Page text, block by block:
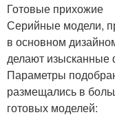
Готовые прихожие
Серийные модели,
в основном
делают
Параметры
размещались в
готовых моделей: